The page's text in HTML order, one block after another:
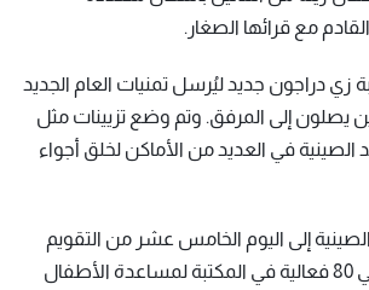
مع قرائها الصغار.
زي دراجون جديد ليُرسل تمنيات العام الجديد
يصلون إلى المرفق. وتم وضع تزيينات مثل
الصينية في العديد من الأماكن لخلق أجواء
إلى اليوم الخامس عشر من التقويم
القمري، ستُقام حوالي 80 فعالية في المكتبة لمساعدة الأطفال